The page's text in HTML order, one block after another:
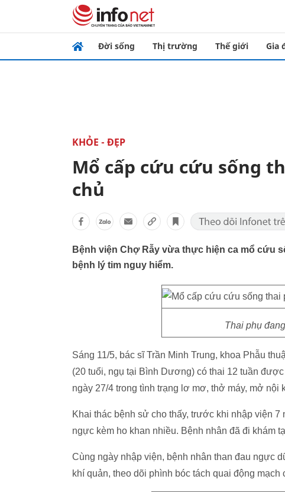
Đời sống Thị trường Thế giới Gia
KHỎE - ĐẸP
Mổ cấp cứu cứu sống
chủ
Bệnh viện Chợ Rẫy vừa thực hiện ca mổ cứu
bệnh lý tim nguy hiểm.
Thai phụ
Sáng 11/5, bác sĩ Trần Minh Trung, khoa Phẫu
(20 tuổi, ngụ tại Bình Dương) có thai 12 tuần
ngày 27/4 trong tình trạng lơ mơ, thở máy, mở nội
Khai thác bệnh sử cho thấy, trước khi nhập viện
ngực kèm ho khan nhiều. Bệnh nhân đã đi khám
Cùng ngày nhập viện, bệnh nhân than đau ngực
khí quản, theo dõi phình bóc tách quai động